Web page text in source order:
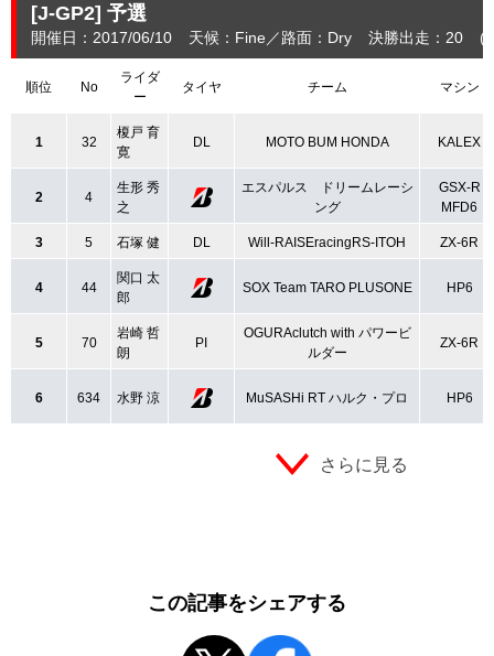
[J-GP2] 予選
開催日：2017/06/10 天候：Fine 路面：Dry 決勝出走：20
順位 No
ライダ
ー
タイヤ チーム マシン
1 32
榎戸 育
寛
DL MOTO BUM HONDA KALEX
2 4
生形 秀
之
エスパルス ドリームレーシ
ング
GSX-R
MFD6
3 5 石塚 健 DL Will-RAISEracingRS-ITOH ZX-6R
4 44
関口 太
郎
SOX Team TARO PLUSONE HP6
5 70
岩崎 哲
朗
PI
OGURAclutch with パワービ
ルダー
ZX-6R
6 634 水野 涼 MuSASHi RT ハルク・プロ HP6
さらに見る
この記事をシェアする